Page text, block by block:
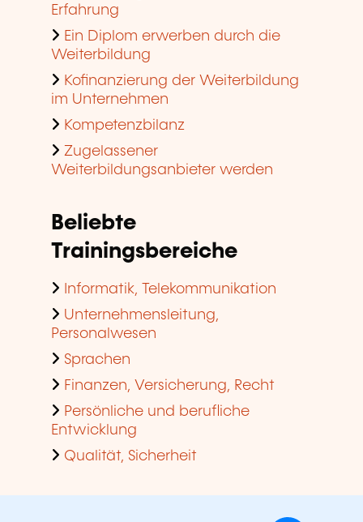
Erfahrung
Ein Diplom erwerben durch die
Weiterbildung
Kofinanzierung der Weiterbildung
im Unternehmen
Kompetenzbilanz
Zugelassener
Weiterbildungsanbieter werden
Beliebte
Trainingsbereiche
Informatik, Telekommunikation
Unternehmensleitung,
Personalwesen
Sprachen
Finanzen, Versicherung, Recht
Persönliche und berufliche
Entwicklung
Qualität, Sicherheit